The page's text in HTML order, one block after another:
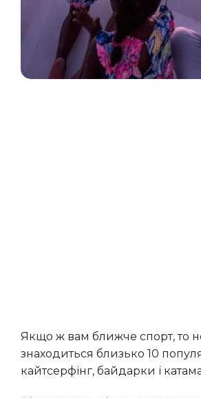
Якщо ж вам ближче спорт, то не пропустіть можливість долучитися до світу серфінгу — поруч з островом
знаходиться близько 10
кайтсерфінг, байдарки і